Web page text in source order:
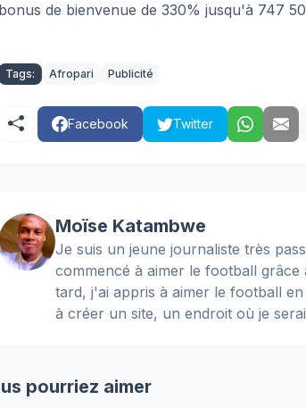
bonus de bienvenue de 330% jusqu'à 747
Tags: Afropari Publicité
Facebook Twitter
Moïse Katambwe
Je suis un jeune journaliste très
commencé à aimer le football grâce
tard, j'ai appris à aimer le football
à créer un site, un endroit où je
pourriez aimer